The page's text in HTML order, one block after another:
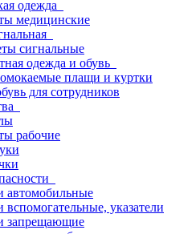
одежда
медицинские
сигнальные
одежда и обувь
плащи и куртки
для сотрудников
рабочие
автомобильные
вспомогательные, указатели
запрещающие